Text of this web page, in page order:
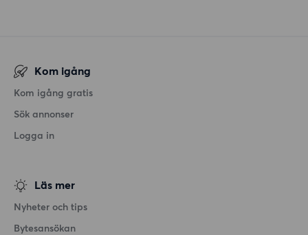
Kom igång
Kom igång gratis
Sök annonser
Logga in
Läs mer
Nyheter och tips
Bytesansökan